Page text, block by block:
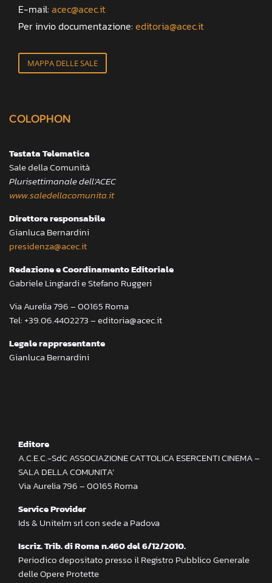
E-mail: acec@acec.it
Per invio documentazione: editoria@acec.it
MAPPA DELLE SALE
COLOPHON
Testata Telematica
Sale della Comunità
Plurisettimanale dell’ACEC
www.saledellacomunita.it
Direttore responsabile
Gianluca Bernardini
presidenza@acec.it
Redazione e Coordinamento Editoriale
Gabriele Lingiardi e Stefano Ruggeri
Via Aurelia 796 – 00165 Roma
Tel: +39.06.4402273 – editoria@acec.it
Legale rappresentante
Gianluca Bernardini
Editore
A.C.E.C.-SdC ASSOCIAZIONE CATTOLICA ESERCENTI CINEMA –
SALA DELLA COMUNITA’
Via Aurelia 796 – 00165 Roma
Service Provider
Ids & Unitelm srl con sede a Padova
Iscriz. Trib. di Roma n.460 del 6/12/2010.
Periodico depositato presso il Registro Pubblico Generale
delle Opere Protette